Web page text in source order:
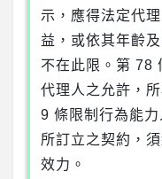
示，應得法定代
益，或依其年齡
不在此限。第 78
代理人之允許，
9 條限制行為能力
所訂立之契約，
效力。